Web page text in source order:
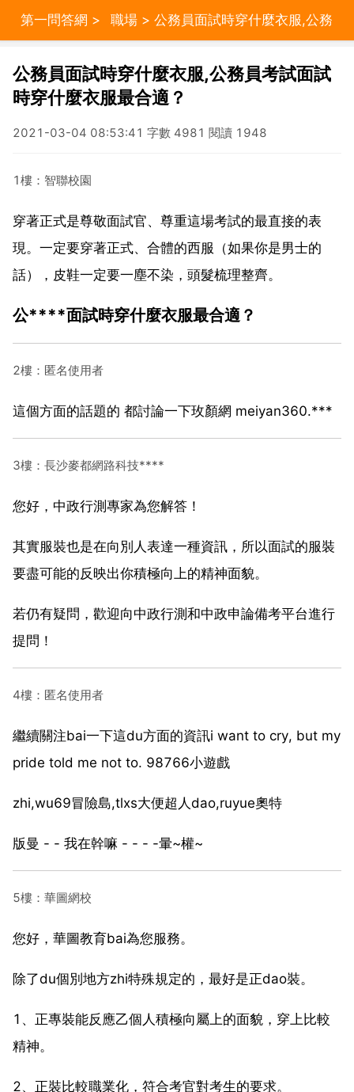
第一問答網 > 職場 > 公務員面試時穿什麼衣服,公務
員考試面試時穿什麼衣服最合適？
公務員面試時穿什麼衣服,公務員考試面試
時穿什麼衣服最合適？
2021-03-04 08:53:41 字數 4981 閱讀 1948
1樓：智聯校園
穿著正式是尊敬面試官、尊重這場考試的最直接的表
現。一定要穿著正式、合體的西服（如果你是男士的
話），皮鞋一定要一塵不染，頭髮梳理整齊。
公****面試時穿什麼衣服最合適？
2樓：匿名使用者
這個方面的話題的 都討論一下玫顏網 meiyan360.***
3樓：長沙麥都網路科技****
您好，中政行測專家為您解答！
其實服裝也是在向別人表達一種資訊，所以面試的服裝
要盡可能的反映出你積極向上的精神面貌。
若仍有疑問，歡迎向中政行測和中政申論備考平台進行
提問！
4樓：匿名使用者
繼續關注bai一下這du方面的資訊i want to cry, but my
pride told me not to. 98766小遊戲
zhi,wu69冒險島,tlxs大便超人dao,ruyue奧特
版曼 - - 我在幹嘛 - - - -暈~權~
5樓：華圖網校
您好，華圖教育bai為您服務。
除了du個別地方zhi特殊規定的，最好是正dao裝。
1、正專裝能反應乙個人積極向屬上的面貌，穿上比較
精神。
2、正裝比較職業化，符合考官對考生的要求。